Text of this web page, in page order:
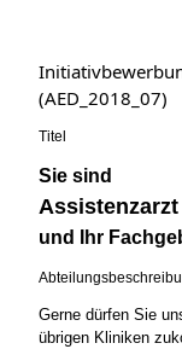
(AED_2018_07)
Titel
Sie sind
und Ihr
Gerne dürfen Sie
übrigen Kliniken